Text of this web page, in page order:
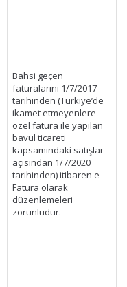
Bahsi geçen
faturalarını 1/7/2017
tarihinden (Türkiye’de
ikamet etmeyenlere
özel fatura ile yapılan
bavul ticareti
kapsamındaki satışlar
açısından 1/7/2020
tarihinden) itibaren e-
Fatura olarak
düzenlemeleri
zorunludur.